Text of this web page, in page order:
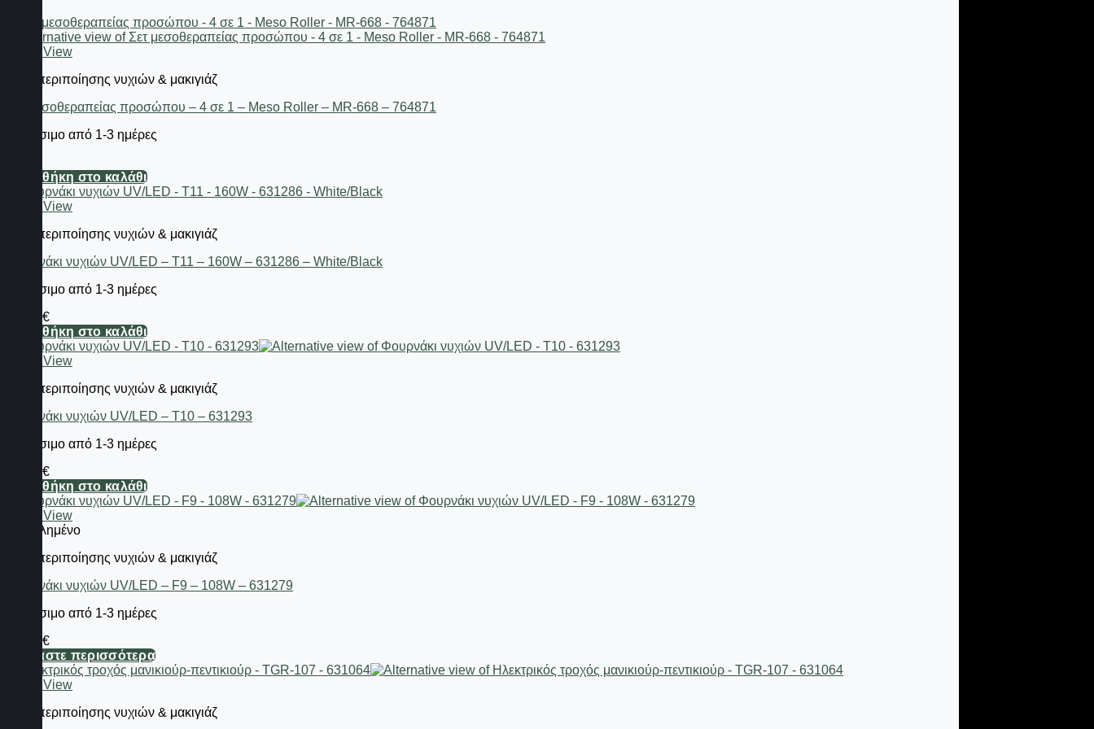
Quick View
Είδη περιποίησης νυχιών & μακιγιάζ
Σετ μεσοθεραπείας προσώπου – 4 σε 1 – Meso Roller – MR-668 – 764871
Διαθέσιμο από 1-3 ημέρες
Προσθήκη στο καλάθι
Quick View
Είδη περιποίησης νυχιών & μακιγιάζ
Φουρνάκι νυχιών UV/LED – T11 – 160W – 631286 – White/Black
Διαθέσιμο από 1-3 ημέρες
€
Προσθήκη στο καλάθι
Quick View
Είδη περιποίησης νυχιών & μακιγιάζ
Φουρνάκι νυχιών UV/LED – T10 – 631293
Διαθέσιμο από 1-3 ημέρες
€
Προσθήκη στο καλάθι
Quick View
Εξαντλημένο
Είδη περιποίησης νυχιών & μακιγιάζ
Φουρνάκι νυχιών UV/LED – F9 – 108W – 631279
Διαθέσιμο από 1-3 ημέρες
€
Διαβάστε περισσότερα
Quick View
Είδη περιποίησης νυχιών & μακιγιάζ